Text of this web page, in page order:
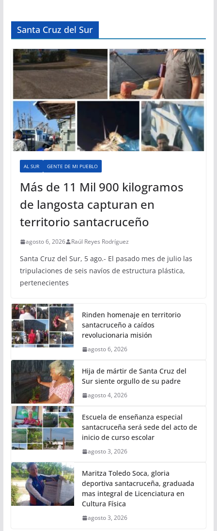
Santa Cruz del Sur
AL SUR GENTE DE MI PUEBLO
Más de 11 Mil 900 kilogramos
de langosta capturan en
territorio santacruceño
agosto 6, 2026 Raúl Reyes Rodríguez
Santa Cruz del Sur, 5 ago.- El pasado mes de julio las
tripulaciones de seis navíos de estructura plástica,
pertenecientes
Rinden homenaje en territorio
santacruceño a caídos
revolucionaria misión
agosto 6, 2026
Hija de mártir de Santa Cruz del
Sur siente orgullo de su padre
agosto 4, 2026
Escuela de enseñanza especial
santacruceña será sede del acto de
inicio de curso escolar
agosto 3, 2026
Maritza Toledo Soca, gloria
deportiva santacruceña, graduada
mas integral de Licenciatura en
Cultura Física
agosto 3, 2026